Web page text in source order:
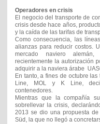
Operadores en crisis
El negocio del transporte de
crisis desde hace años,
y la caída de las tarifas de
Como consecuencia, las
alianzas para reducir costos.
mercado naviero
recientemente la autorización
adquirir a la naviera árabe
En tanto, a fines de octubre
Line, MOL y K Line,
contenedores.
Mientras que la compañía
sobrellevar la crisis,
2013 se dio una propuesta
Süd, la que no llegó a